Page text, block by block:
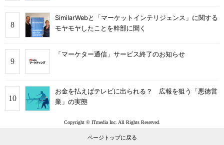
SimilarWebと「マーケットインテリジェンス」に関する
モヤモヤしたことを幹部に聞く
「マーケター通信」サービス終了のお知らせ
お金を払えばテレビに出られる？ 広報を狙う「悪徳営
業」の実態
Copyright © ITmedia Inc. All Rights Reserved.
ページトップに戻る